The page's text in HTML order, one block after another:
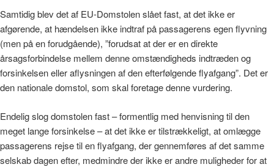
Samtidig blev det af EU-Domstolen slået fast, at det ikke er
afgørende, at hændelsen ikke indtraf på passagerens egen flyvning
(men på en forudgående), ”forudsat at der er en direkte
årsagsforbindelse mellem denne omstændigheds indtræden og
forsinkelsen eller aflysningen af den efterfølgende flyafgang”. Det er
den nationale domstol, som skal foretage denne vurdering.
Endelig slog domstolen fast – formentlig med henvisning til den
meget lange forsinkelse – at det ikke er tilstrækkeligt, at omlægge
passagerens rejse til en flyafgang, der gennemføres af det samme
selskab dagen efter, medmindre der ikke er andre muligheder for at